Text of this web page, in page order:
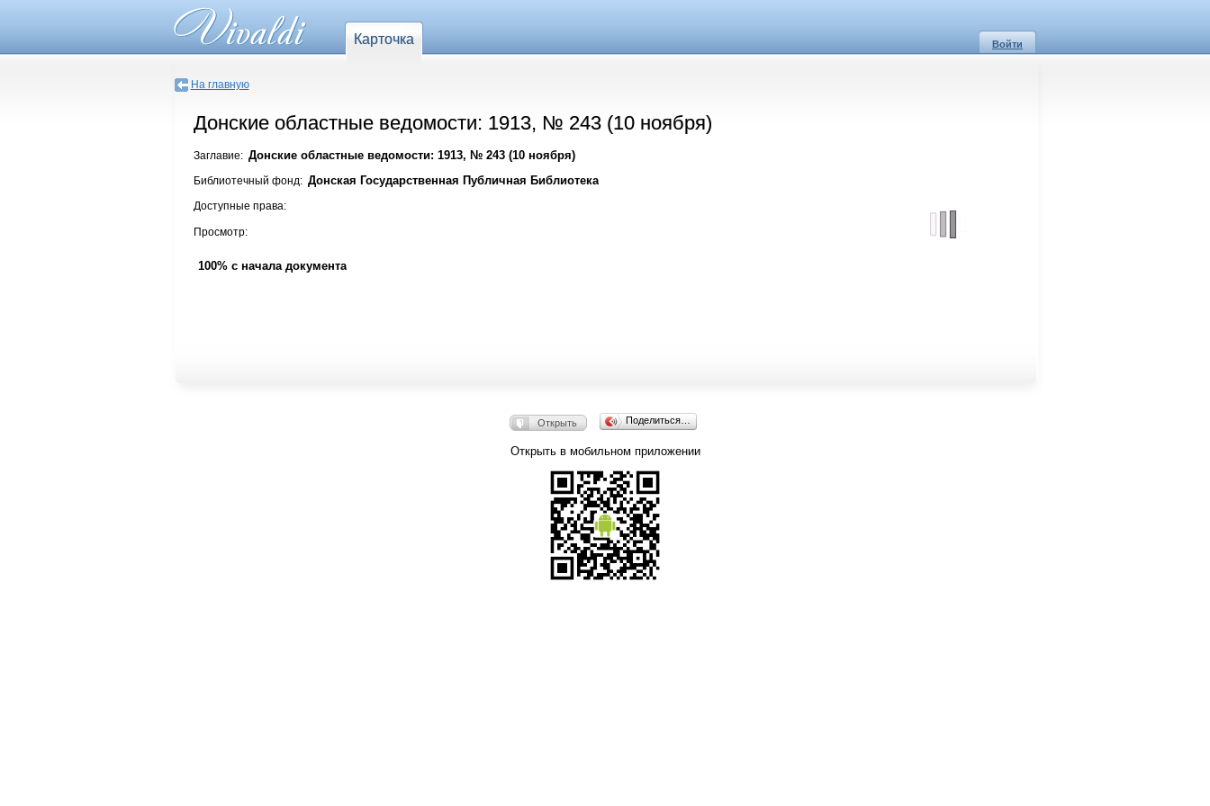
Карточка Войти
На главную
Донские областные ведомости: 1913, № 243 (10 ноября)
Заглавие: Донские областные ведомости: 1913, № 243 (10 ноября)
Библиотечный фонд: Донская Государственная Публичная Библиотека
Доступные права:
Просмотр:
100% с начала документа
Открыть Поделиться…
Открыть в мобильном приложении